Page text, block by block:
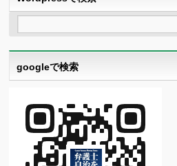
googleで検索